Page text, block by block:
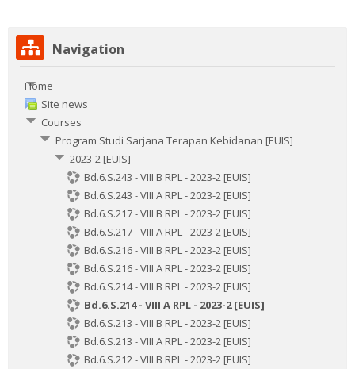
Skip
NavigationNavigation
Home
Site news
Courses
Program Studi Sarjana Terapan Kebidanan [EUIS]
2023-2 [EUIS]
Bd.6.S.243 - VIII B RPL - 2023-2 [EUIS]
Bd.6.S.243 - VIII A RPL - 2023-2 [EUIS]
Bd.6.S.217 - VIII B RPL - 2023-2 [EUIS]
Bd.6.S.217 - VIII A RPL - 2023-2 [EUIS]
Bd.6.S.216 - VIII B RPL - 2023-2 [EUIS]
Bd.6.S.216 - VIII A RPL - 2023-2 [EUIS]
Bd.6.S.214 - VIII B RPL - 2023-2 [EUIS]
Bd.6.S.214 - VIII A RPL - 2023-2 [EUIS]
Bd.6.S.213 - VIII B RPL - 2023-2 [EUIS]
Bd.6.S.213 - VIII A RPL - 2023-2 [EUIS]
Bd.6.S.212 - VIII B RPL - 2023-2 [EUIS]